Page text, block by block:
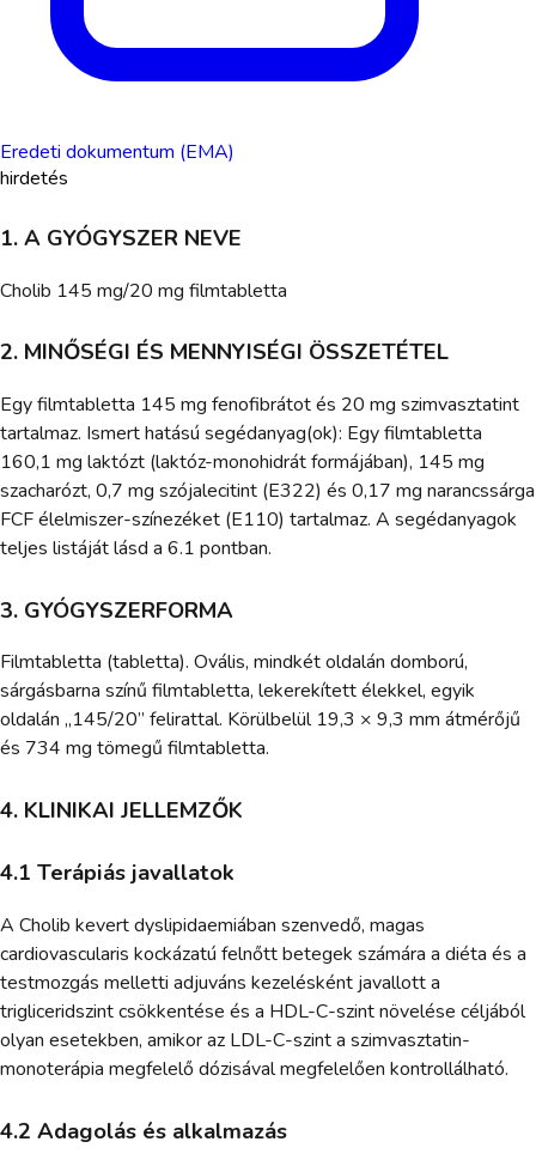
Eredeti dokumentum (EMA)
hirdetés
1. A GYÓGYSZER NEVE
Cholib 145 mg/20 mg filmtabletta
2. MINŐSÉGI ÉS MENNYISÉGI ÖSSZETÉTEL
Egy filmtabletta 145 mg fenofibrátot és 20 mg szimvasztatint
tartalmaz. Ismert hatású segédanyag(ok): Egy filmtabletta
160,1 mg laktózt (laktóz-monohidrát formájában), 145 mg
szacharózt, 0,7 mg szójalecitint (E322) és 0,17 mg narancssárga
FCF élelmiszer-színezéket (E110) tartalmaz. A segédanyagok
teljes listáját lásd a 6.1 pontban.
3. GYÓGYSZERFORMA
Filmtabletta (tabletta). Ovális, mindkét oldalán domború,
sárgásbarna színű filmtabletta, lekerekített élekkel, egyik
oldalán „145/20” felirattal. Körülbelül 19,3 × 9,3 mm átmérőjű
és 734 mg tömegű filmtabletta.
4. KLINIKAI JELLEMZŐK
4.1 Terápiás javallatok
A Cholib kevert dyslipidaemiában szenvedő, magas
cardiovascularis kockázatú felnőtt betegek számára a diéta és a
testmozgás melletti adjuváns kezelésként javallott a
trigliceridszint csökkentése és a HDL-C-szint növelése céljából
olyan esetekben, amikor az LDL-C-szint a szimvasztatin-
monoterápia megfelelő dózisával megfelelően kontrollálható.
4.2 Adagolás és alkalmazás